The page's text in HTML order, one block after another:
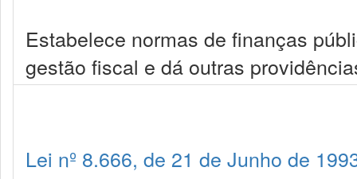
Estabelece normas de finanças
gestão fiscal e dá outras
Lei nº 8.666, de 21 de Junho de